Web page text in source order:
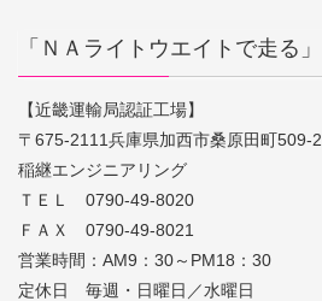
「ＮＡライトウエイトで走る」
【近畿運輸局認証工場】
〒675-2111兵庫県加西市桑原田町509-2
稲継エンジニアリング
ＴＥＬ 0790-49-8020
ＦＡＸ 0790-49-8021
営業時間：AM9：30～PM18：30
定休日 毎週・日曜日／水曜日